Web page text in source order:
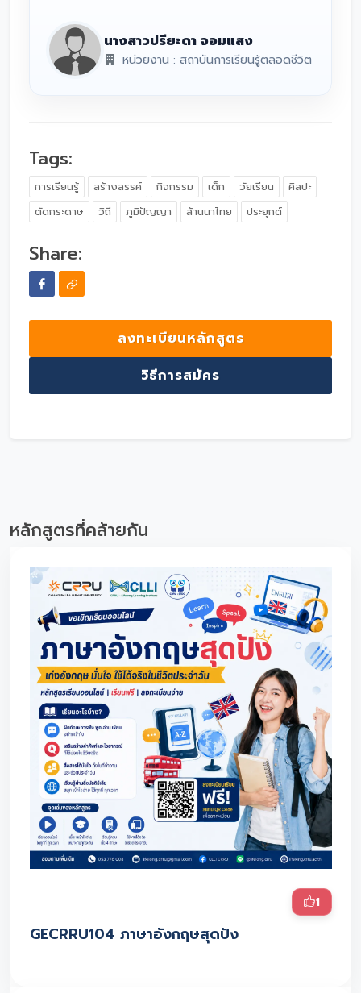
นางสาวปรียะดา จอมแสง
หน่วยงาน : สถาบันการเรียนรู้ตลอดชีวิต
Tags:
การเรียนรู้ สร้างสรรค์ กิจกรรม เด็ก วัยเรียน
ศิลปะ
ตัดกระดาษ
วิถี ภูมิปัญญา ล้านนาไทย ประยุกต์
Share:
ลงทะเบียนหลักสูตร
วิธีการสมัคร
หลักสูตรที่คล้ายกัน
1
GECRRU104 ภาษาอังกฤษสุดปัง